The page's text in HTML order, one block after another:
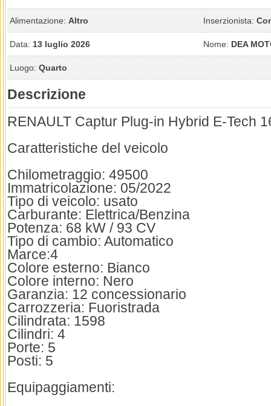
Alimentazione: Altro Inserzionista:
Data: 13 luglio 2026 Nome: DEA
Luogo: Quarto
Descrizione
RENAULT Captur Plug-in Hybrid E-Tech
Caratteristiche del veicolo
Chilometraggio: 49500
Immatricolazione: 05/2022
Tipo di veicolo: usato
Carburante: Elettrica/Benzina
Potenza: 68 kW / 93 CV
Tipo di cambio: Automatico
Marce:4
Colore esterno: Bianco
Colore interno: Nero
Garanzia: 12 concessionario
Carrozzeria: Fuoristrada
Cilindrata: 1598
Cilindri: 4
Porte: 5
Posti: 5
Equipaggiamenti: